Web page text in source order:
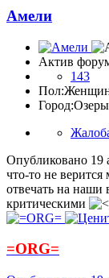
Амели
Актив
143
Пол:
Город:Озеры
Опубликовано 19
что-то не
отвечать на наши
критическими
=ORG=